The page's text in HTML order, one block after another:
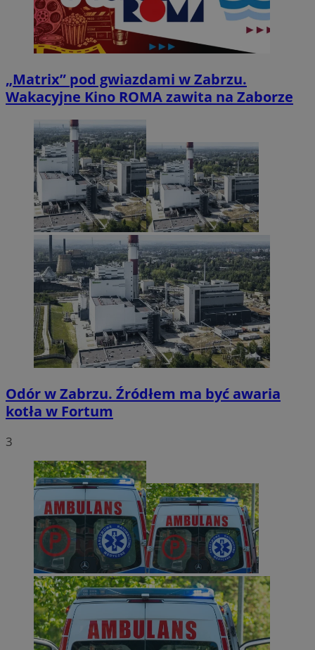
„Matrix” pod gwiazdami w Zabrzu.
Wakacyjne Kino ROMA zawita na Zaborze
Odór w Zabrzu. Źródłem ma być awaria
kotła w Fortum
3